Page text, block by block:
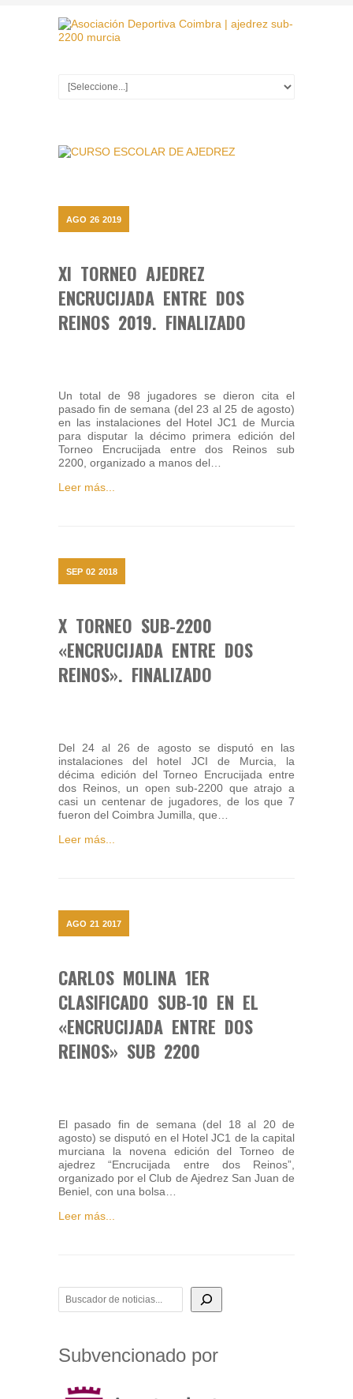
AGO 26 2019
XI TORNEO AJEDREZ
ENCRUCIJADA ENTRE DOS
REINOS 2019. FINALIZADO
Un total de 98 jugadores se dieron cita el
pasado fin de semana (del 23 al 25 de agosto)
en las instalaciones del Hotel JC1 de Murcia
para disputar la décimo primera edición del
Torneo Encrucijada entre dos Reinos sub
2200, organizado a manos del…
Leer más...
SEP 02 2018
X TORNEO SUB-2200
«ENCRUCIJADA ENTRE DOS
REINOS». FINALIZADO
Del 24 al 26 de agosto se disputó en las
instalaciones del hotel JCI de Murcia, la
décima edición del Torneo Encrucijada entre
dos Reinos, un open sub-2200 que atrajo a
casi un centenar de jugadores, de los que 7
fueron del Coimbra Jumilla, que…
Leer más...
AGO 21 2017
CARLOS MOLINA 1ER
CLASIFICADO SUB-10 EN EL
«ENCRUCIJADA ENTRE DOS
REINOS» SUB 2200
El pasado fin de semana (del 18 al 20 de
agosto) se disputó en el Hotel JC1 de la capital
murciana la novena edición del Torneo de
ajedrez “Encrucijada entre dos Reinos”,
organizado por el Club de Ajedrez San Juan de
Beniel, con una bolsa…
Leer más...
BUSCADOR DE NOTICIAS
Subvencionado por